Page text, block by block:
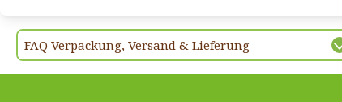
FAQ Verpackung, Versand & Lieferung